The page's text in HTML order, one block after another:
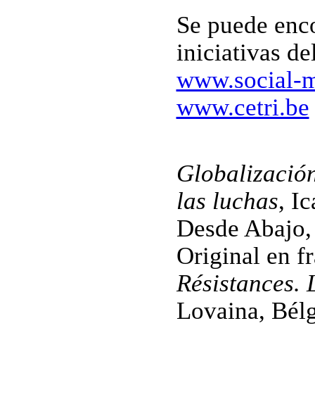
Se puede
iniciativas
www.social-
www.cetri.be
las luchas,
Desde
Original en
Résistances.
Lovaina,